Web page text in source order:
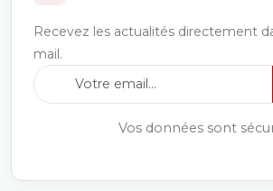
Recevez les actualités directement
mail.
Vos données sont